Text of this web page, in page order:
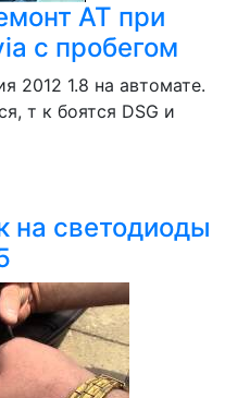
АТ при
с пробегом
2012 1.8 на автомате.
т к боятся DSG и
на светодиоды